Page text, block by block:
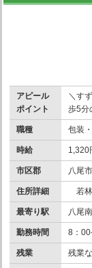
アピール
ポイント
＼す
歩5分
職種 包装
時給 1,320
市区郡 八尾市
住所詳細 若
最寄り駅 八尾
勤務時間 8：
残業 残業